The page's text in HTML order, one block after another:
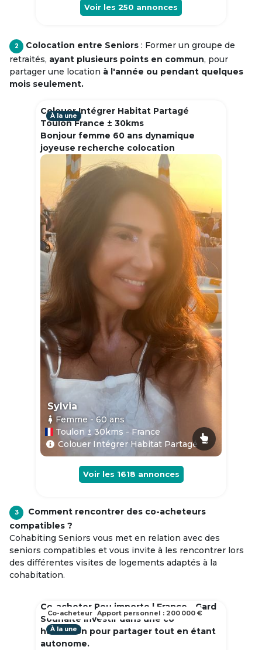
Voir les 250 annonces
2 Colocation entre Seniors : Former un groupe de
retraités, ayant plusieurs points en commun, pour
partager une location à l'année ou pendant quelques
mois seulement.
Colouer Intégrer Habitat Partagé
Toulon France ± 30kms
Bonjour femme 60 ans dynamique
joyeuse recherche colocation
À la une
Sylvia
Femme - 60ans
Toulon ± 30kms - France
Colouer Intégrer Habitat Partagé
Voir les 1618 annonces
3
Comment rencontrer des co-acheteurs
compatibles ?
Cohabiting Seniors vous met en relation avec des
seniors compatibles et vous invite à les rencontrer lors
des différentes visites de logements adaptés à la
cohabitation.
Co-acheter Peu importe | France - Gard
Souhaite investir dans une co
habitation pour partager tout en étant
autonome.
À la une
Co-acheteur Apport personnel : 200 000 €